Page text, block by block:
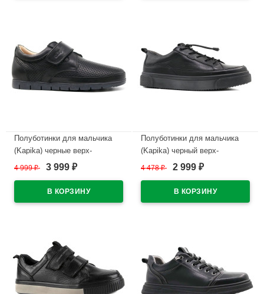
Полуботинки для мальчика
(Kapika) черные верх-
натуральная кожа подкладка-
35 артикул 23955T-1
4 999₽ 3 999 ₽
Полуботинки для мальчика
(Kapika) черный верх-
натуральная кожа подкладка-
4 478₽ 2 999 ₽